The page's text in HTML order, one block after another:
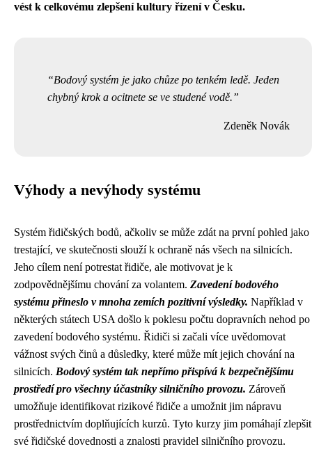
vést k celkovému zlepšení kultury řízení v Česku.
Bodový systém je jako chůze po tenkém ledě. Jeden
chybný krok a ocitnete se ve studené vodě.
Zdeněk Novák
Výhody a nevýhody systému
Systém řidičských bodů, ačkoliv se může zdát na první pohled jako
trestající, ve skutečnosti slouží k ochraně nás všech na silnicích.
Jeho cílem není potrestat řidiče, ale motivovat je k
zodpovědnějšímu chování za volantem. Zavedení bodového
systému přineslo v mnoha zemích pozitivní výsledky. Například v
některých státech USA došlo k poklesu počtu dopravních nehod po
zavedení bodového systému. Řidiči si začali více uvědomovat
vážnost svých činů a důsledky, které může mít jejich chování na
silnicích. Bodový systém tak nepřímo přispívá k bezpečnějšímu
prostředí pro všechny účastníky silničního provozu. Zároveň
umožňuje identifikovat rizikové řidiče a umožnit jim nápravu
prostřednictvím doplňujících kurzů. Tyto kurzy jim pomáhají zlepšit
své řidičské dovednosti a znalosti pravidel silničního provozu.